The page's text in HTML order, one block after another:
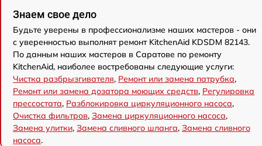
Знаем свое дело
Будьте уверены в профессионализме наших мастеров - они
с уверенностью выполнят ремонт KitchenAid KDSDM 82143.
По данным наших мастеров в Саратове по ремонту
KitchenAid, наиболее востребованы следующие услуги:
Чистка разбрызгивателя, Ремонт или замена патрубка,
Ремонт или замена дозатора моющих средств, Регулировка
прессостата, Разблокировка циркуляционного насоса,
Очистка фильтров, Замена циркуляционного насоса,
Замена улитки, Замена сливного шланга, Замена сливного
насоса.